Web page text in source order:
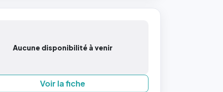
Aucune disponibilité à venir
Voir la fiche